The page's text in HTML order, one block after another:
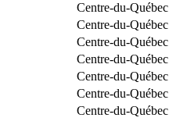
Centre-du-Québec
Centre-du-Québec
Centre-du-Québec
Centre-du-Québec
Centre-du-Québec
Centre-du-Québec
Centre-du-Québec